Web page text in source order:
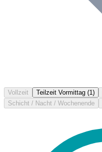
Vollzeit Teilzeit Vormittag (1)
Schicht / Nacht / Wochenende